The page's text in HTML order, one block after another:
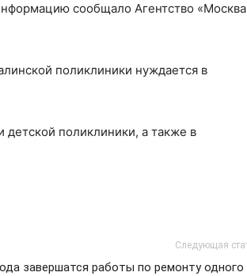
сообщало Агентство
поликлиники нуждается в
детской поликлиники, а также в
Следующая
завершатся работы по ремонту одного